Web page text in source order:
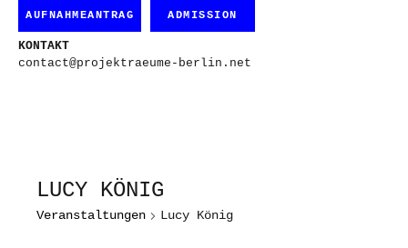
AUFNAHMEANTRAG ADMISSION
KONTAKT
contact@projektraeume-berlin.net
LUCY KÖNIG
Veranstaltungen Lucy König